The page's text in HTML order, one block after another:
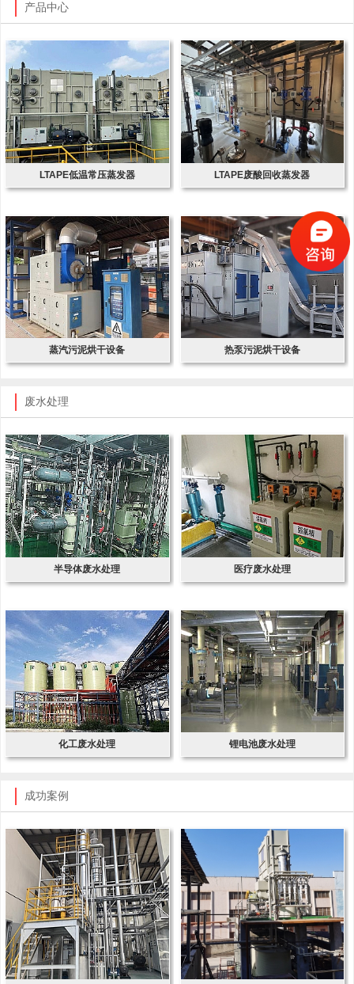
产品中心
LTAPE低温常压蒸发器 LTAPE废酸回收蒸发器
蒸汽污泥烘干设备 热泵污泥烘干设备
废水处理
半导体废水处理 医疗废水处理
化工废水处理 锂电池废水处理
成功案例